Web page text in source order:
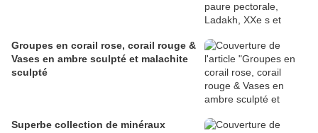
Groupes en corail rose, corail rouge &
Vases en ambre sculpté et malachite
sculpté
Superbe collection de minéraux